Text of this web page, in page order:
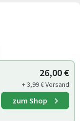
26,00 €
+ 3,99 € Versand
zum Shop